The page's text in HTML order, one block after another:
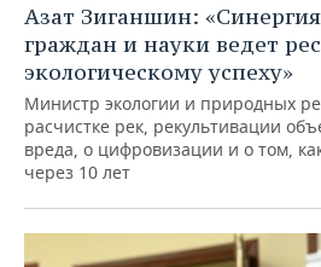
Азат Зиганшин:
граждан и науки ведет
экологическому успеху»
Министр экологии и природных
расчистке рек, рекультивации
вреда, о цифровизации и о том,
через 10 лет